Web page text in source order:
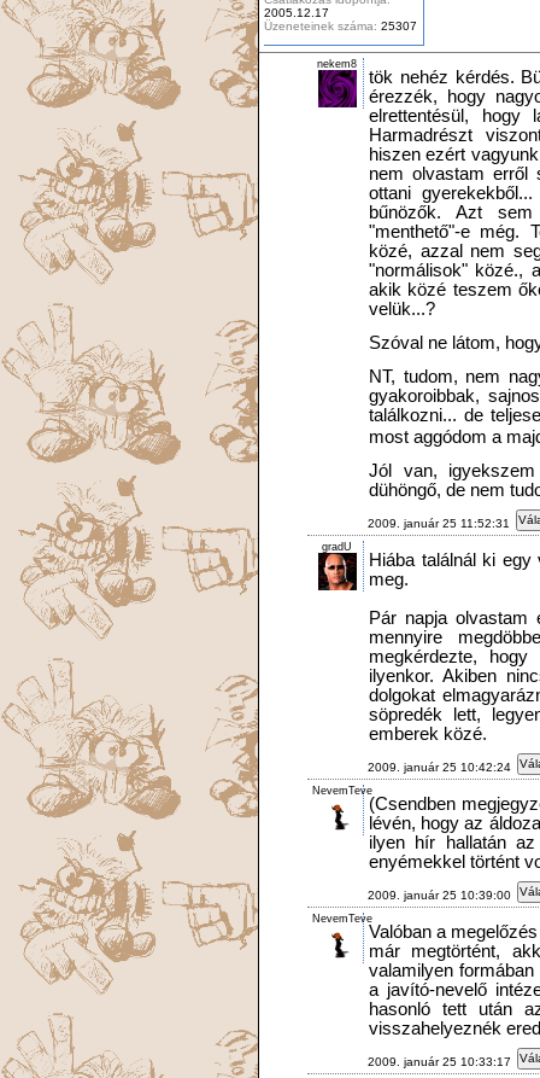
2005.12.17
Üzeneteinek száma: 25307
nekem8
tök nehéz kérdés.
érezzék, hogy
elrettentésül, hogy
Harmadrészt
hiszen ezért
nem olvastam
ottani
bűnözők. Azt
"menthető"-e még.
közé, azzal nem
"normálisok" közé.,
akik közé teszem
velük...?
Szóval ne látom,
NT, tudom, nem
gyakoroibbak,
találkozni... de
most aggódom a
Jól van,
dühöngő, de nem
2009. január 25 11:52:31
gradU
Hiába találnál ki
meg.
Pár napja olvastam
mennyire
megkérdezte,
ilyenkor. Akiben
dolgokat
söpredék lett,
emberek közé.
2009. január 25 10:42:24
NevemTeve
(Csendben
lévén, hogy az
ilyen hír hallatán
enyémekkel történt
2009. január 25 10:39:00
NevemTeve
Valóban a
már megtörtént,
valamilyen
a javító-nevelő
hasonló tett után
visszahelyeznék
2009. január 25 10:33:17